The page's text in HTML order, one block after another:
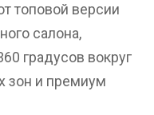
топовой версии
салона,
градусов вокруг
зон и премиум